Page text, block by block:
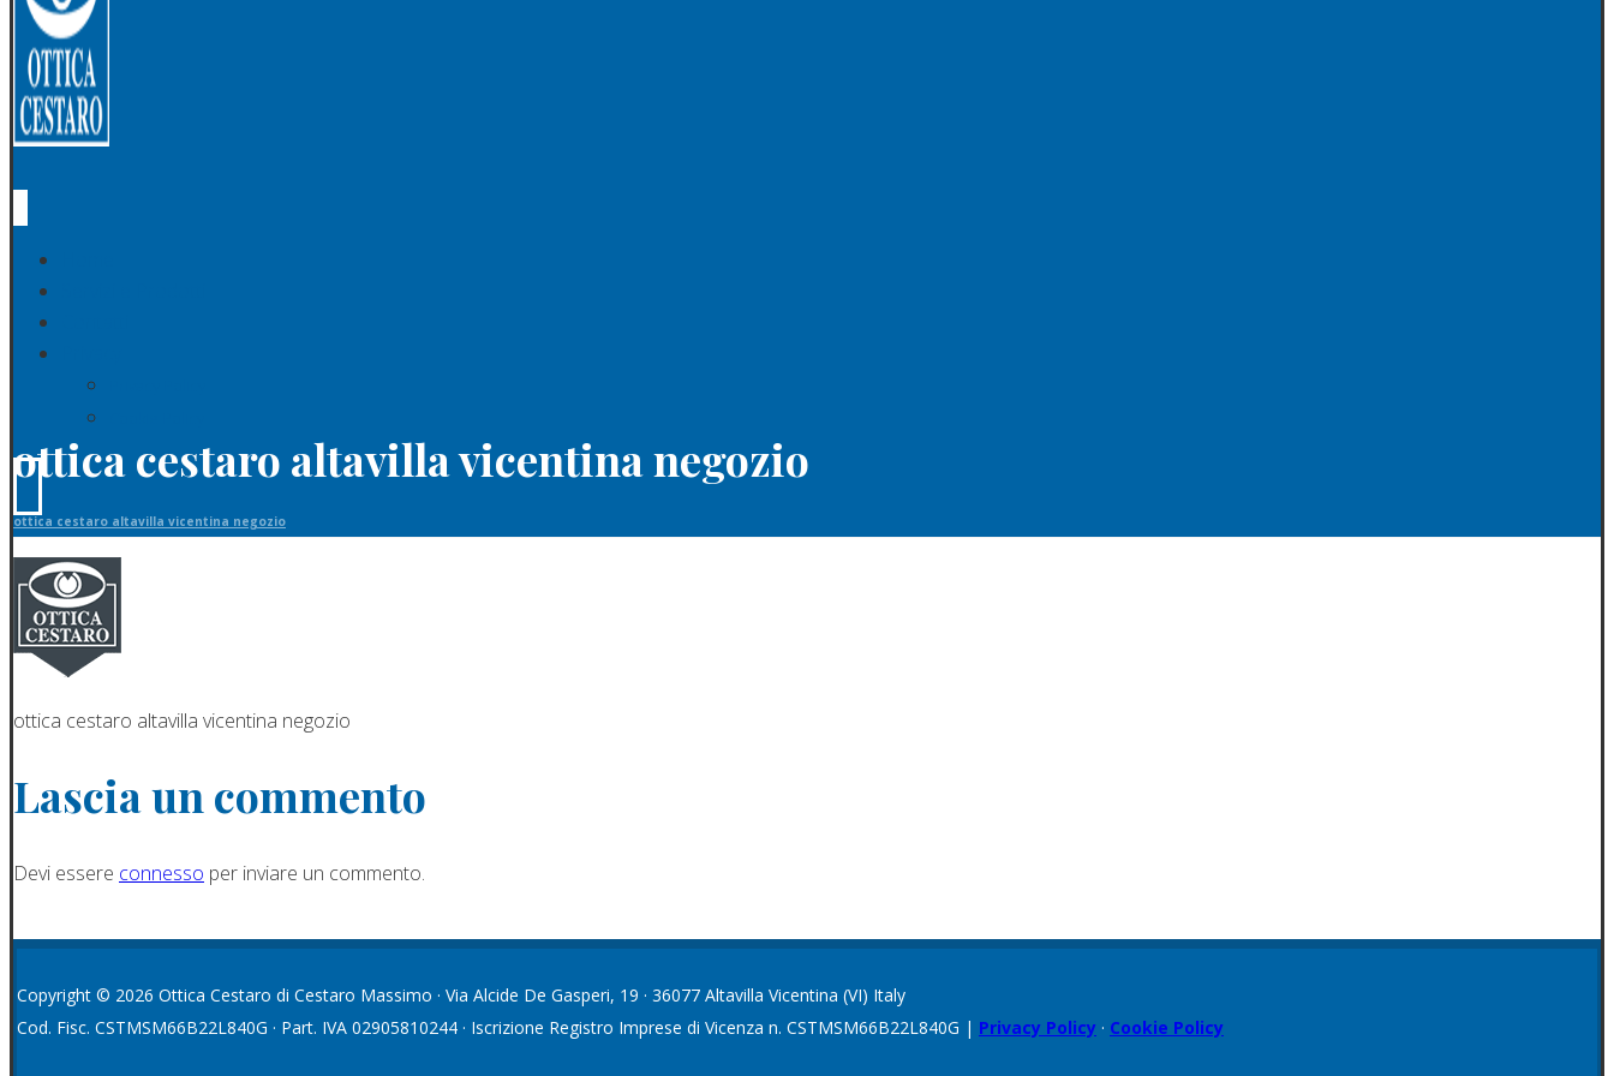
ottica cestaro altavilla vicentina negozio
ottica cestaro altavilla vicentina negozio
ottica cestaro altavilla vicentina negozio
Lascia un commento
Devi essere connesso per inviare un commento.
Copyright © 2026 Ottica Cestaro di Cestaro Massimo · Via Alcide De Gasperi, 19 · 36077 Altavilla Vicentina (VI) Italy
Cod. Fisc. CSTMSM66B22L840G · Part. IVA 02905810244 · Iscrizione Registro Imprese di Vicenza n. CSTMSM66B22L840G | Privacy Policy · Cookie Policy